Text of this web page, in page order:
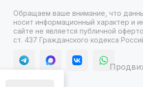
Обращаем ваше внимание, что
носит информационный характер и
сайте не является публичной
ст. 437 Гражданского кодекса